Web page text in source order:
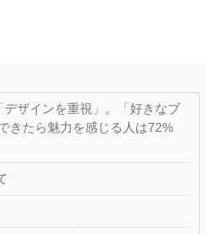
ザインを重視」。「好きなブ
きたら魅力を感じる人は72%